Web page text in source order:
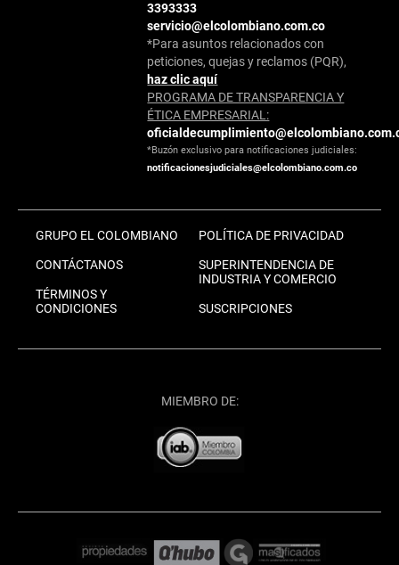
3393333
servicio@elcolombiano.com.co
*Para asuntos relacionados con
peticiones, quejas y reclamos (PQR),
haz clic aquí
PROGRAMA DE TRANSPARENCIA Y
ÉTICA EMPRESARIAL:
*Buzón exclusivo para notificaciones judiciales:
notificacionesjudiciales@elcolombiano.com.co
GRUPO EL COLOMBIANO
CONTÁCTANOS
TÉRMINOS Y
CONDICIONES
POLÍTICA DE PRIVACIDAD
SUPERINTENDENCIA DE
INDUSTRIA Y COMERCIO
SUSCRIPCIONES
MIEMBRO DE: